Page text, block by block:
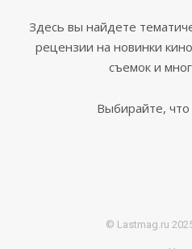
Здесь вы найдете
рецензии на новинки
съемок и
Выбирайте, что
© Lastmag.ru 2025